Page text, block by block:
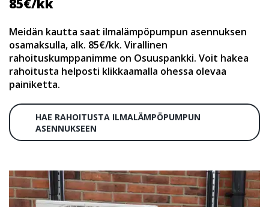
85€/kk
Meidän kautta saat ilmalämpöpumpun asennuksen
osamaksulla, alk. 85€/kk. Virallinen
rahoituskumppanimme on Osuuspankki. Voit hakea
rahoitusta helposti klikkaamalla ohessa olevaa
painiketta.
HAE RAHOITUSTA ILMALÄMPÖPUMPUN
ASENNUKSEEN